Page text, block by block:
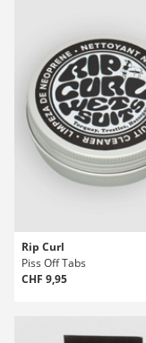
Rip Curl
Piss Off Tabs
CHF 9,95